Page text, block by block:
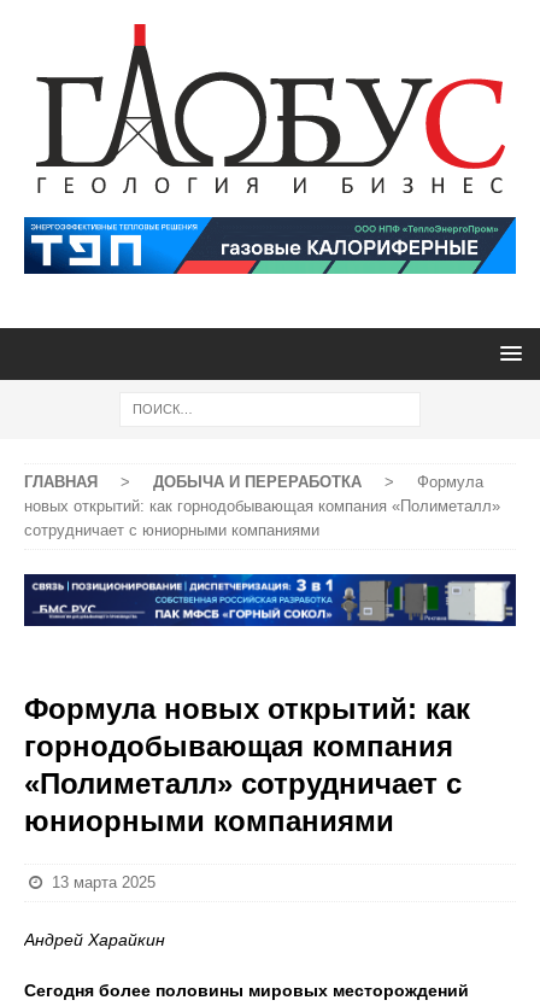
ГЛАВНАЯ > ДОБЫЧА И ПЕРЕРАБОТКА >
Формула
новых открытий: как горнодобывающая компания «Полиметалл»
сотрудничает с юниорными компаниями
Формула новых открытий: как
горнодобывающая компания
«Полиметалл» сотрудничает с
юниорными компаниями
13 марта 2025
Андрей Харайкин
Сегодня более половины мировых месторождений